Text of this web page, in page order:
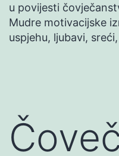
u povijesti
Mudre motivacijske
uspjehu, ljubavi,